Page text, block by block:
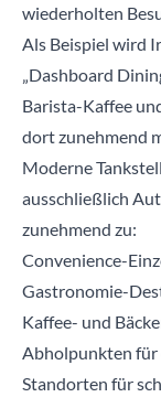
wiederholten
Als Beispiel wird
„Dashboard
Barista-Kaffee
dort zunehmend
Moderne
ausschließlich
zunehmend zu:
Convenience-
Gastronomie-
Kaffee- und
Abholpunkten für
Standorten für